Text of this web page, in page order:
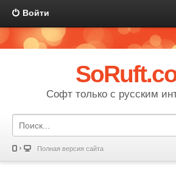
Войти
Софт только с русским
Полная версия сайта